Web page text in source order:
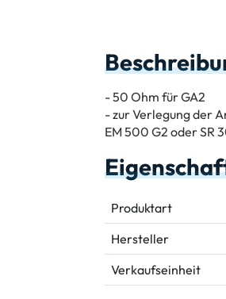
- 50 Ohm für GA2
- zur Verlegung der
EM 500 G2 oder SR
Produktart
Hersteller
Verkaufseinheit